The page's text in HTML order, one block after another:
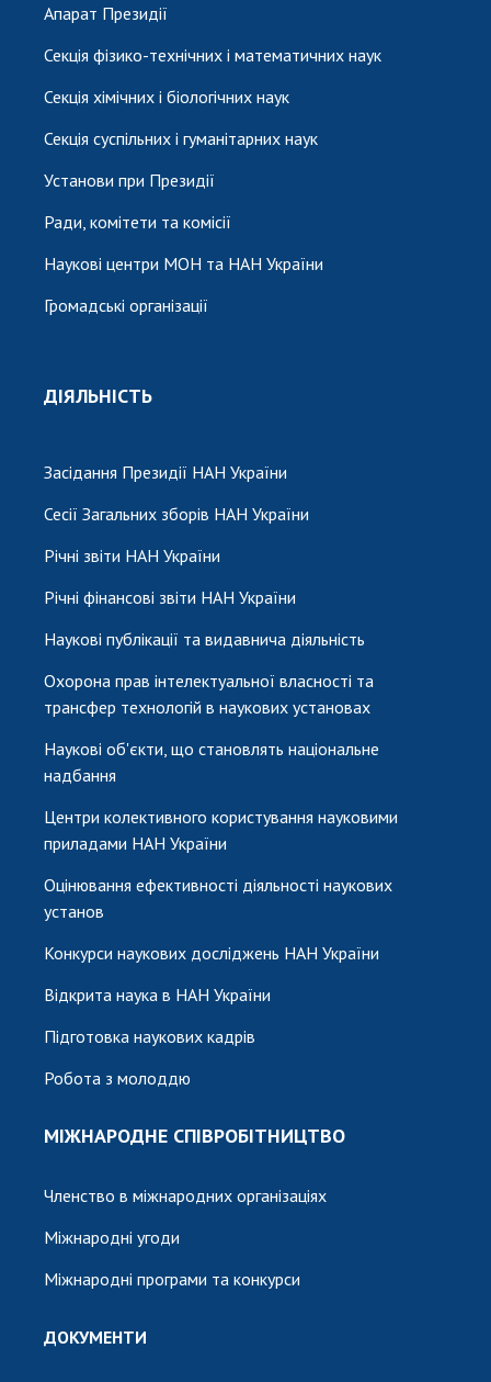
Апарат Президії
Секція фізико-технічних і математичних наук
Секція хімічних і біологічних наук
Секція суспільних і гуманітарних наук
Установи при Президії
Ради, комітети та комісії
Наукові центри МОН та НАН України
Громадські організації
ДІЯЛЬНІСТЬ
Засідання Президії НАН України
Сесії Загальних зборів НАН України
Річні звіти НАН України
Річні фінансові звіти НАН України
Наукові публікації та видавнича діяльність
Охорона прав інтелектуальної власності та
трансфер технологій в наукових установах
Наукові об'єкти, що становлять національне
надбання
Центри колективного користування науковими
приладами НАН України
Оцінювання ефективності діяльності наукових
установ
Конкурси наукових досліджень НАН України
Відкрита наука в НАН України
Підготовка наукових кадрів
Робота з молоддю
МІЖНАРОДНЕ СПІВРОБІТНИЦТВО
Членство в міжнародних організаціях
Міжнародні угоди
Міжнародні програми та конкурси
ДОКУМЕНТИ